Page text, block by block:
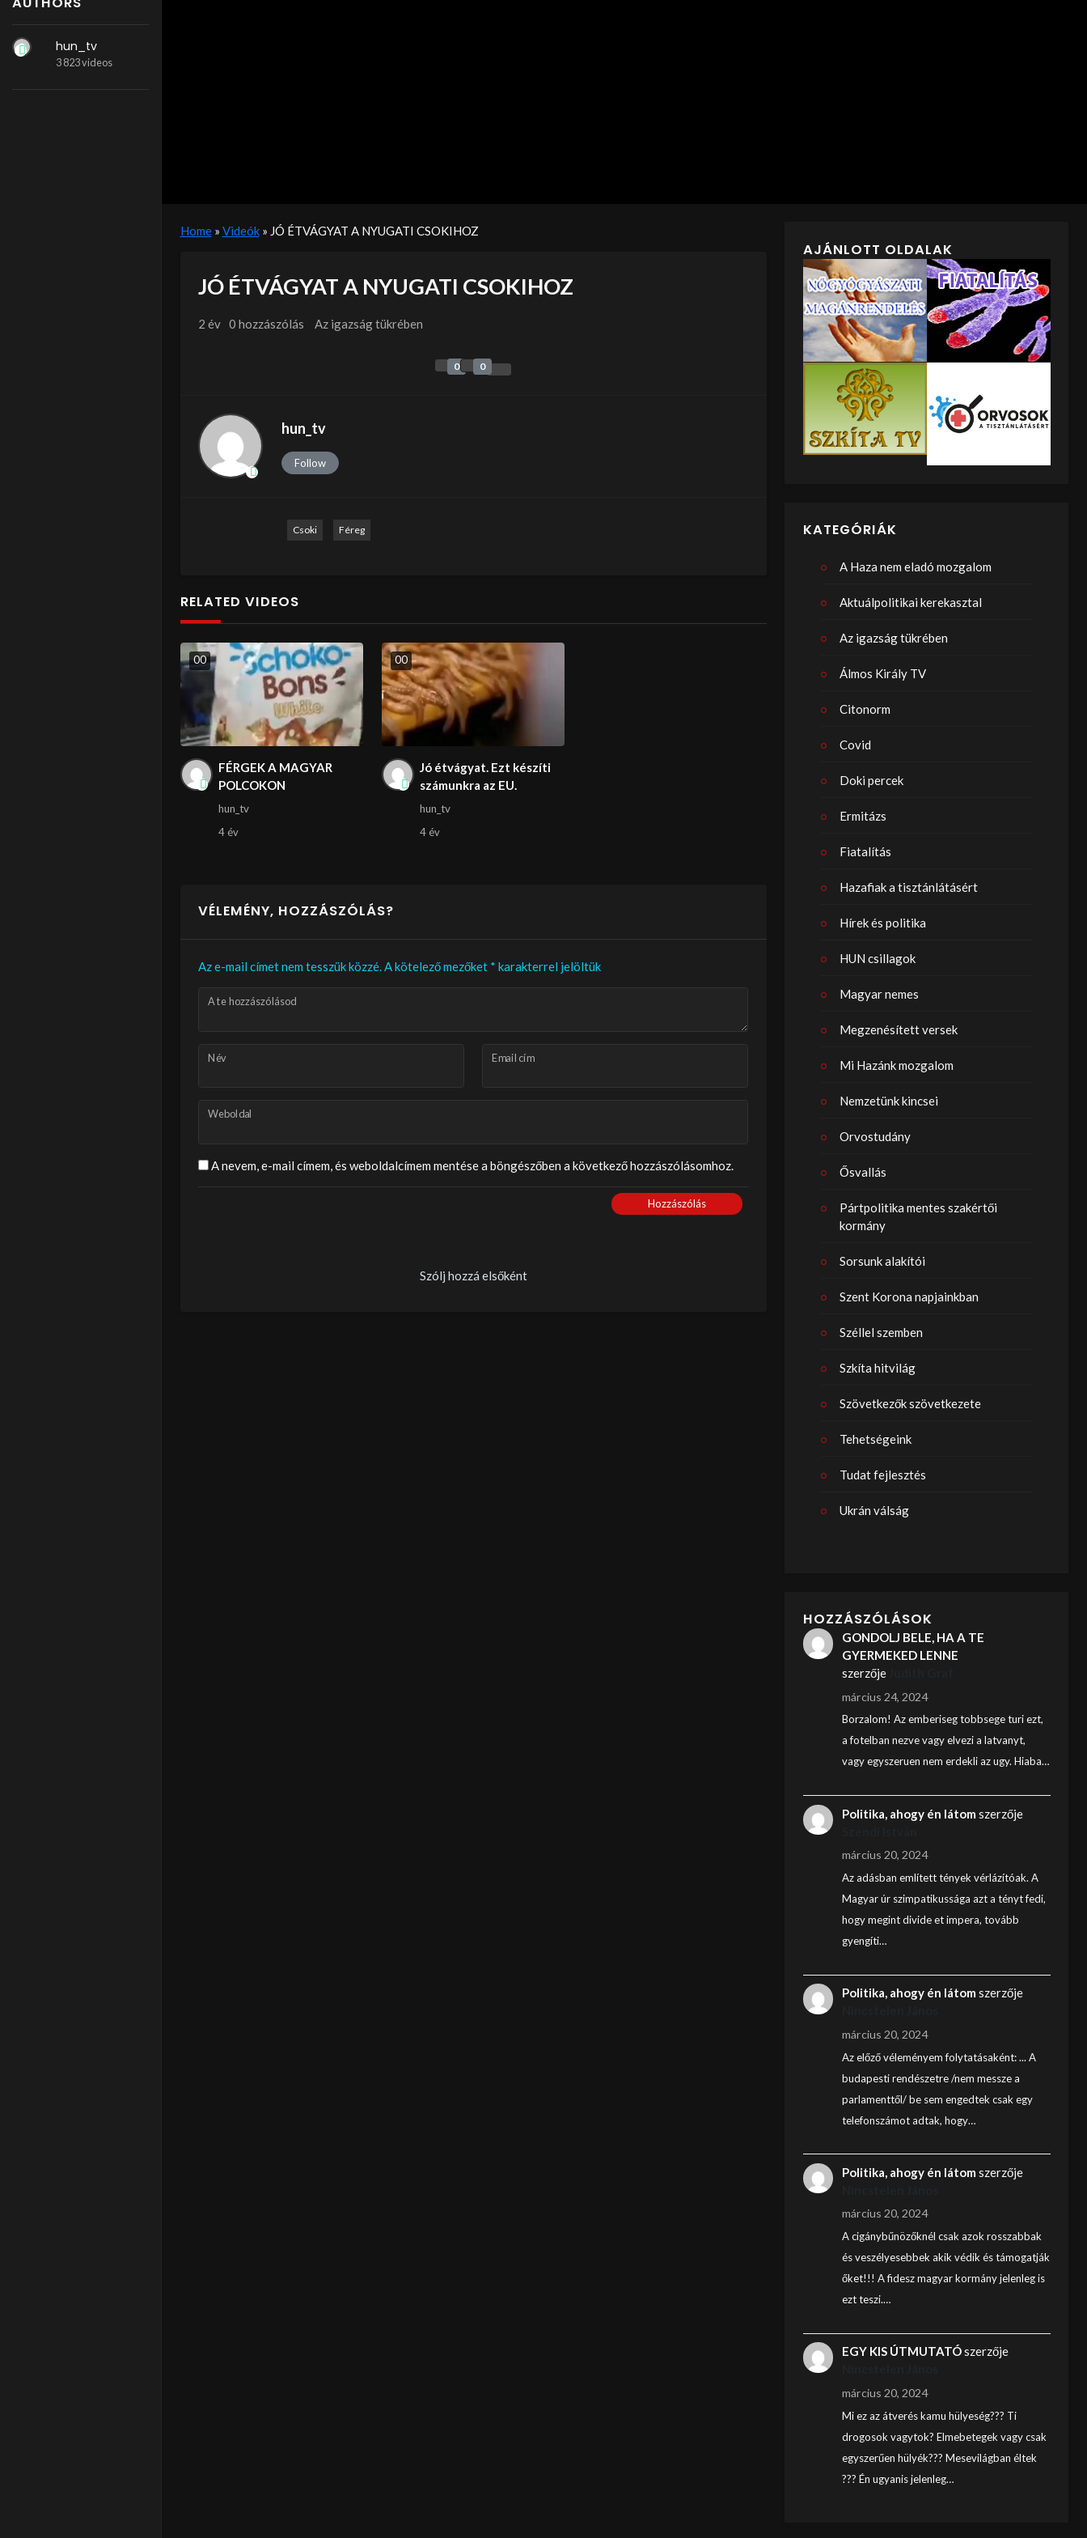
hun_tv
3 823 videos
Home» Videók» JÓ ÉTVÁGYAT A NYUGATI CSOKIHOZ
JÓ ÉTVÁGYAT A NYUGATI CSOKIHOZ
2 év 0 hozzászólás Az igazság tükrében
0 0
hun_tv
Follow
Csoki Féreg
RELATED VIDEOS
00
FÉRGEK A MAGYAR
POLCOKON
hun_tv
4 év
00
Jó étvágyat. Ezt készíti
számunkra az EU.
hun_tv
4 év
VÉLEMÉNY, HOZZÁSZÓLÁS?
Az e-mail címet nem tesszük közzé.A kötelező mezőket * karakterrel jelöltük
A te hozzászólásod
Név Email cím
Weboldal
A nevem, e-mail címem, és weboldalcímem mentése a böngészőben a következő hozzászólásomhoz.
Hozzászólás
Szólj hozzá elsőként
AJÁNLOTT OLDALAK
KATEGÓRIÁK
A Haza nem eladó mozgalom
Aktuálpolitikai kerekasztal
Az igazság tükrében
Álmos Király TV
Citonorm
Covid
Doki percek
Ermitázs
Fiatalítás
Hazafiak a tisztánlátásért
Hírek és politika
HUN csillagok
Magyar nemes
Megzenésített versek
Mi Hazánk mozgalom
Nemzetünk kincsei
Orvostudány
Ősvallás
Pártpolitika mentes szakértői
kormány
Sorsunk alakítói
Szent Korona napjainkban
Széllel szemben
Szkíta hitvilág
Szövetkezők szövetkezete
Tehetségeink
Tudat fejlesztés
Ukrán válság
HOZZÁSZÓLÁSOK
GONDOLJ BELE, HA A TE
GYERMEKED LENNE
szerzője
március 24, 2024
Borzalom! Az emberiseg tobbsege turi ezt,
a fotelban nezve vagy elvezi a latvanyt,
vagy egyszeruen nem erdekli az ugy. Hiaba…
Politika, ahogy én látom szerzője
március 20, 2024
Az adásban említett tények vérlázítóak. A
Magyar úr szimpatikussága azt a tényt fedi,
hogy megint divide et impera, tovább
gyengíti…
Politika, ahogy én látom szerzője
március 20, 2024
Az előző véleményem folytatásaként: ... A
budapesti rendészetre /nem messze a
parlamenttől/ be sem engedtek csak egy
telefonszámot adtak, hogy…
Politika, ahogy én látom szerzője
március 20, 2024
A cigánybűnözőknél csak azok rosszabbak
és veszélyesebbek akik védik és támogatják
őket!!! A fidesz magyar kormány jelenleg is
ezt teszi.…
EGY KIS ÚTMUTATÓszerzője
március 20, 2024
Mi ez az átverés kamu hülyeség??? Ti
drogosok vagytok? Elmebetegek vagy csak
egyszerűen hülyék??? Mesevilágban éltek
??? Én ugyanis jelenleg…